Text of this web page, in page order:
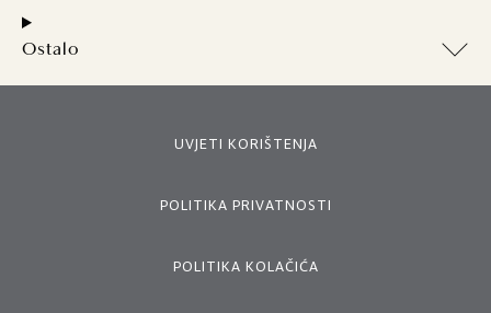
Ostalo
UVJETI KORIŠTENJA
POLITIKA PRIVATNOSTI
POLITIKA KOLAČIĆA